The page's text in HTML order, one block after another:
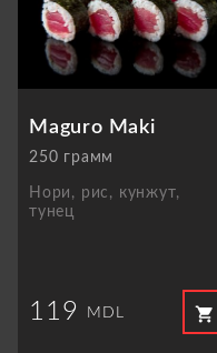
Maguro Maki
250 грамм
Нори, рис, кунжут,
тунец
119 MDL shopping_cart